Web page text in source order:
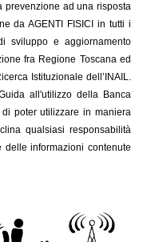
prevenzione ad una risposta
da AGENTI FISICI in tutti i
sviluppo e aggiornamento
fra Regione Toscana ed
Istituzionale dell’INAIL.
all'utilizzo della Banca
poter utilizzare in maniera
qualsiasi responsabilità
informazioni contenute